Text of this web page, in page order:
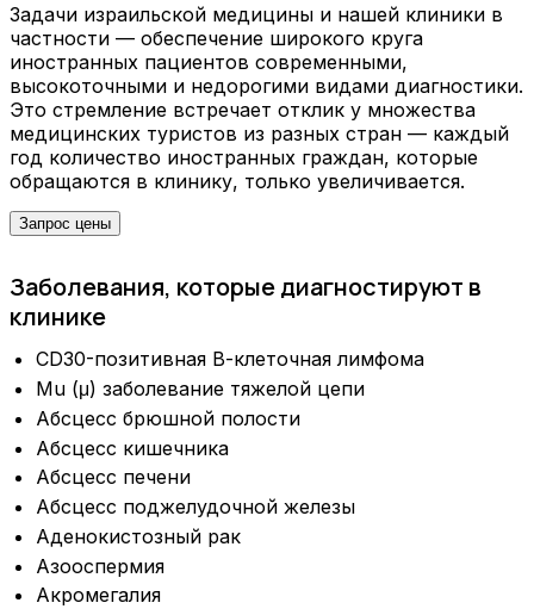
Задачи израильской медицины и нашей клиники в
частности — обеспечение широкого круга
иностранных пациентов современными,
высокоточными и недорогими видами диагностики.
Это стремление встречает отклик у множества
медицинских туристов из разных стран — каждый
год количество иностранных граждан, которые
обращаются в клинику, только увеличивается.
Запрос цены
Заболевания, которые диагностируют в
клинике
CD30-позитивная В-клеточная лимфома
Mu (μ) заболевание тяжелой цепи
Абсцесс брюшной полости
Абсцесс кишечника
Абсцесс печени
Абсцесс поджелудочной железы
Аденокистозный рак
Азооспермия
Акромегалия